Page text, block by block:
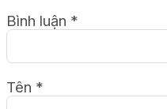
Bình luận *
Tên *